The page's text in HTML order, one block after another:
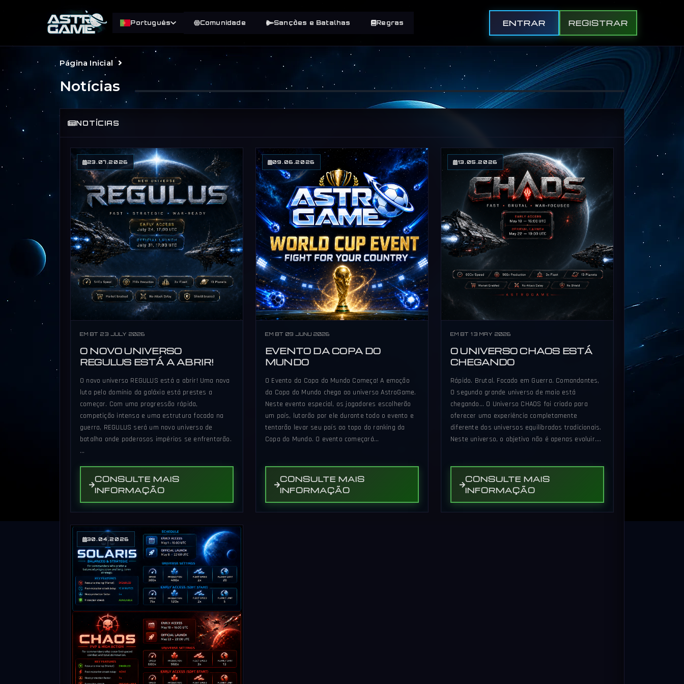
Português Comunidade Sanções e Batalhas Regras ENTRAR REGISTRAR
Página Inicial
Notícias
NOTÍCIAS
23.07.2026
EM BT 23 JULY 2026
O NOVO UNIVERSO
REGULUS ESTÁ A ABRIR!
O novo universo REGULUS está a abrir! Uma nova
luta pelo domínio da galáxia está prestes a
começar. Com uma progressão rápida,
competição intensa e uma estrutura focada na
guerra, REGULUS será um novo universo de
batalha onde poderosos impérios se enfrentarão.
…
CONSULTE MAIS
INFORMAÇÃO
09.06.2026
EM BT 09 JUNU 2026
EVENTO DA COPA DO
MUNDO
O Evento da Copa do Mundo Começa! A emoção
da Copa do Mundo chega ao universo AstroGame.
Neste evento especial, os jogadores escolherão
um país, lutarão por ele durante todo o evento e
tentarão levar seu país ao topo do ranking da
Copa do Mundo. O evento começará…
CONSULTE MAIS
INFORMAÇÃO
13.05.2026
EM BT 13 MAY 2026
O UNIVERSO CHAOS ESTÁ
CHEGANDO
Rápido. Brutal. Focado em Guerra. Comandantes,
O segundo grande universo de maio está
chegando… O Universo CHAOS foi criado para
oferecer uma experiência completamente
diferente dos universos equilibrados tradicionais.
Neste universo, o objetivo não é apenas evoluir.…
CONSULTE MAIS
INFORMAÇÃO
30.04.2026